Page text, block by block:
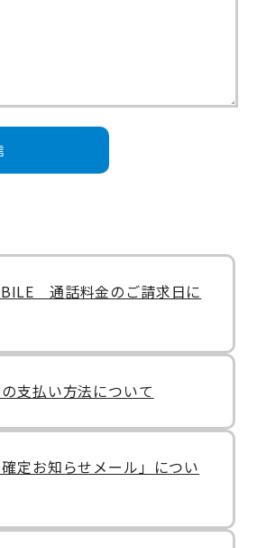
通話料金のご請求日に
支払い方法について
確定お知らせメール」につい